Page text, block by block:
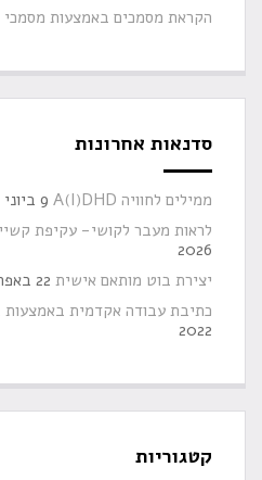
הקראת מסמכים באמצעות מסמכי WORD
סדנאות אחרונות
ממילים לחוויה A(I)DHD
9 ביוני 2026
לראות מעבר לקושי- עקיפת
2026
יצירת בוט מותאם אישית 22 באפריל 2026
כתיבת עבודה אקדמית באמצעות
2022
קטגוריות